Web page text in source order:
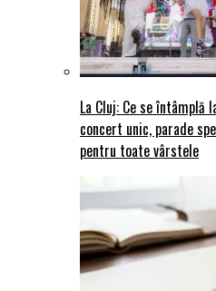
La Cluj: Ce se întâmplă
concert unic, parade
pentru toate vârstele